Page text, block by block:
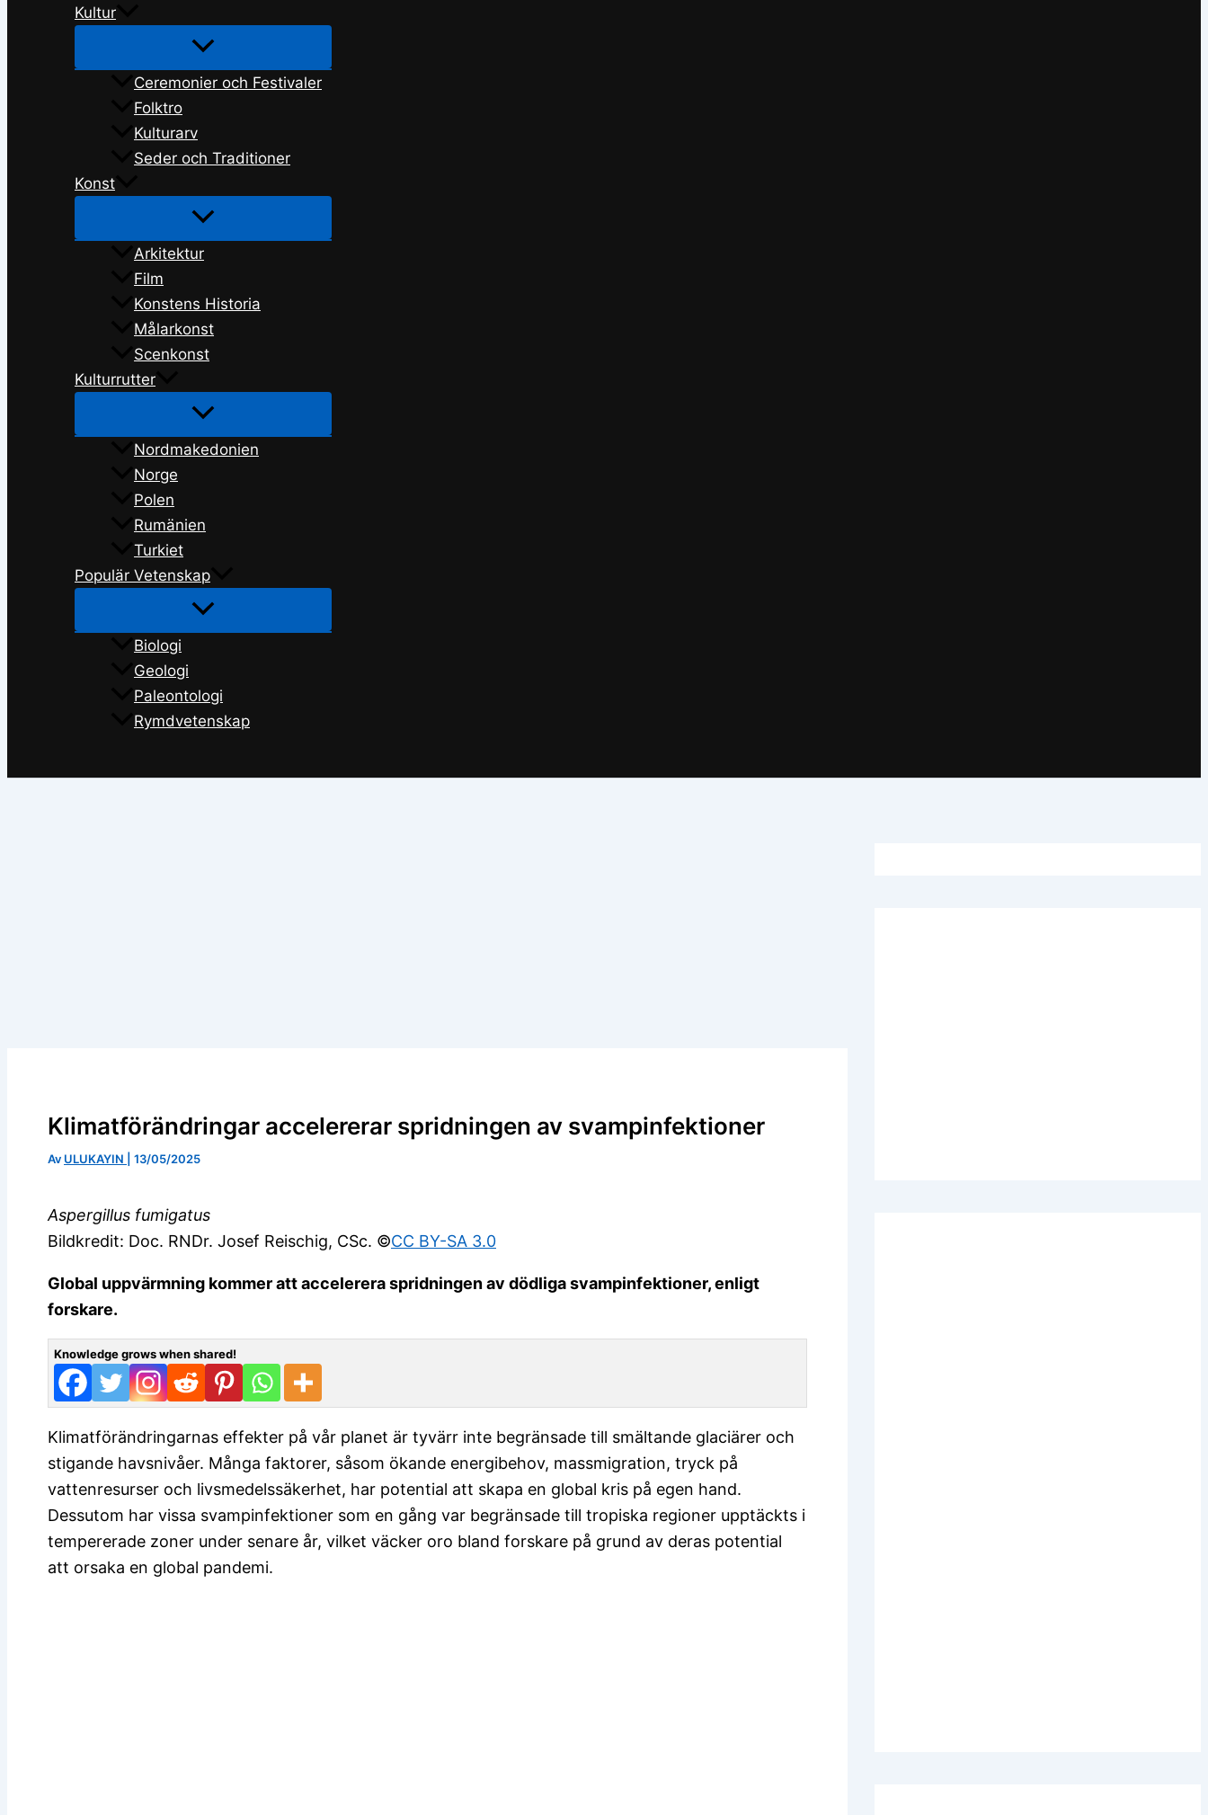
Kultur
Ceremonier och Festivaler
Folktro
Kulturarv
Seder och Traditioner
Konst
Arkitektur
Film
Konstens Historia
Målarkonst
Scenkonst
Kulturrutter
Nordmakedonien
Norge
Polen
Rumänien
Turkiet
Populär Vetenskap
Biologi
Geologi
Paleontologi
Rymdvetenskap
Klimatförändringar accelererar spridningen av svampinfektioner
Av ULUKAYIN 13/05/2025
Aspergillus fumigatus
Bildkredit: Doc. RNDr. Josef Reischig, CSc. ©️CC BY-SA 3.0
Global uppvärmning kommer att accelerera spridningen av dödliga svampinfektioner, enligt
forskare.
Knowledge grows when shared!
Klimatförändringarnas effekter på vår planet är tyvärr inte begränsade till smältande glaciärer och
stigande havsnivåer. Många faktorer, såsom ökande energibehov, massmigration, tryck på
vattenresurser och livsmedelssäkerhet, har potential att skapa en global kris på egen hand.
Dessutom har vissa svampinfektioner som en gång var begränsade till tropiska regioner upptäckts i
tempererade zoner under senare år, vilket väcker oro bland forskare på grund av deras potential
att orsaka en global pandemi.